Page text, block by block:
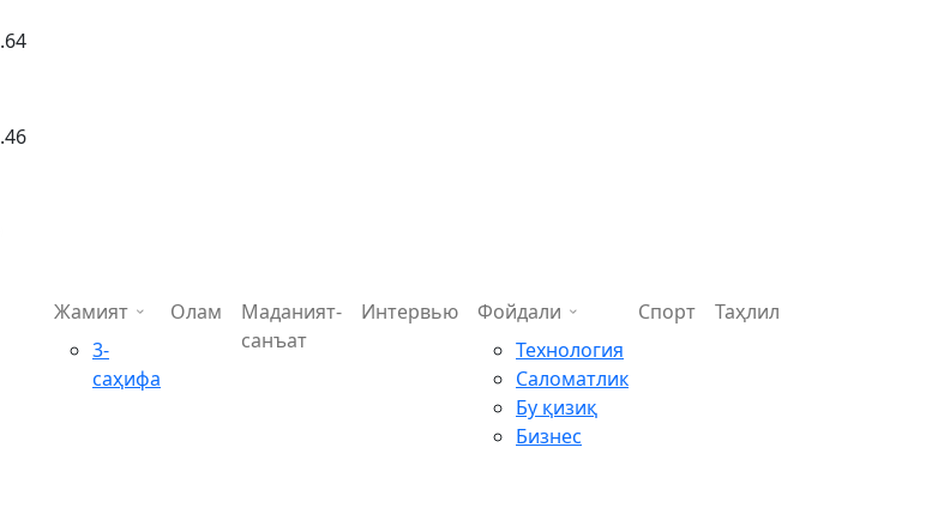
Жамият
3-
саҳифа
Олам
Маданият-
санъат
Интервью
Фойдали
Технология
Саломатлик
Бу қизиқ
Бизнес
Спорт Таҳлил